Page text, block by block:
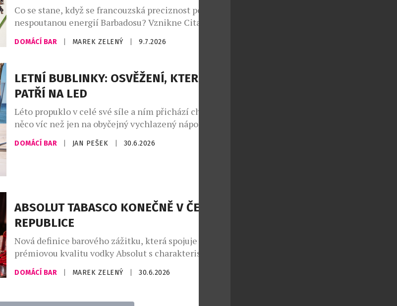
Co se stane, když se francouzská preciznost potká s
nespoutanou energií Barbadosu? Vznikne Citadelle
Bajan – limitovaná edice ginu, která dokazuje, že i
francouzská elegance si umí zout boty a tančit bosá v
ostrova, kde se zrodil rum. Výsledkem je jedna z
nejzajímavějších novinek letošního roku. […]
DOMÁCÍ BAR MAREK ZELENÝ 9.7.2026
LETNÍ BUBLINKY: OSVĚŽENÍ, KTERÉ
PATŘÍ NA LED
Léto propuklo v celé své síle a ním přichází chuť na
něco víc než jen na obyčejný vychlazený nápoj.
Champagne Riviera Demi Sec a Anna de Codorníu
Ice Edition ukazují, že šumivá vína mohou nabídnout
DOMÁCÍ BAR JAN PEŠEK 30.6.2026
ABSOLUT TABASCO KONEČNĚ V ČESKÉ
REPUBLICE
Nová definice barového zážitku, která spojuje
prémiovou kvalitu vodky Absolut s charakteristickou
pálivostí omáček TABASCO® pro ty, kteří vyžadují
intenzitu bez kompromisů. Oficiální představení
pražském Twist Baru, kde měli hosté možnost
DOMÁCÍ BAR MAREK ZELENÝ 30.6.2026